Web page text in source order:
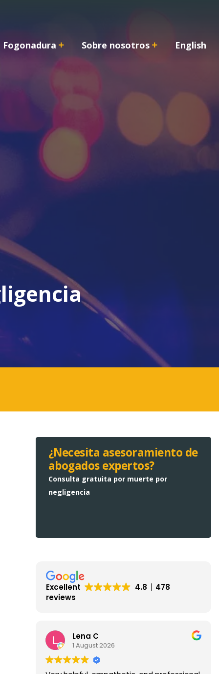
Fogonadura Sobre nosotros English
¿Necesita asesoramiento de
abogados expertos?
Consulta gratuita por muerte por
negligencia
Excellent 4.8
478
reviews
Lena C
1 August 2026